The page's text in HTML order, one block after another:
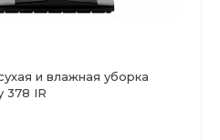
и влажная уборка
378 IR